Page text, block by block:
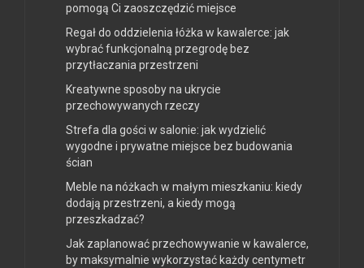
pomogą Ci zaoszczędzić miejsce
Regał do oddzielenia łóżka w kawalerce: jak
wybrać funkcjonalną przegrodę bez
przytłaczania przestrzeni
Kreatywne sposoby na ukrycie
przechowywanych rzeczy
Strefa dla gości w salonie: jak wydzielić
wygodne i prywatne miejsce bez budowania
ścian
Meble na nóżkach w małym mieszkaniu: kiedy
dodają przestrzeni, a kiedy mogą
przeszkadzać?
Jak zaplanować przechowywanie w kawalerce,
by maksymalnie wykorzystać każdy centymetr